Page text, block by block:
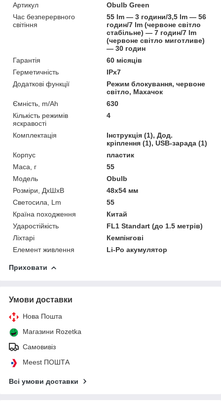
Артикул
Obulb Green
Час безперервного
світіння
55 lm — 3 години/3,5 lm — 56
годин/7 lm (червоне світло
стабільне) — 7 годин/7 lm
(червоне світло миготливе)
— 30 годин
Гарантія
60 місяців
Герметичність
IPx7
Додаткові функції
Режим блокування, червоне
світло, Махачок
Ємність, m/Ah
630
Кількість режимів
яскравості
4
Комплектація
Інструкція (1), Дод.
кріплення (1), USB-зарада (1)
Корпус
пластик
Маса, г
55
Мoдель
Obulb
Розміри, ДхШхВ
48х54 мм
Светосила, Lm
55
Країна походження
Китай
Ударостійкість
FL1 Standart (до 1.5 метрів)
Ліхтарі
Кемпінгові
Елемент живлення
Li-Po акумулятор
Приховати
Умови доставки
Нова Пошта
Магазини Rozetka
Самовивіз
Meest ПОШТА
Всі умови доставки